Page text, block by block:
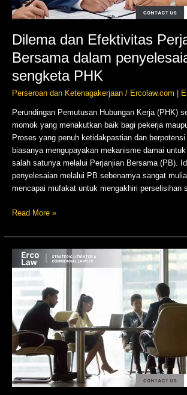
Dilema dan Efektivitas
Bersama dalam
sengketa PHK
Perseroan dan Ketenagakerjaan/ Ercolaw.com |
Perundingan Pemutusan Hubungan Kerja (PHK)
momok yang menakutkan baik bagi pekerja
Proses yang penuh ketidakpastian dan
biasanya mengupayakan mekanisme damai
salah satunya melalui Perjanjian Bersama (PB).
penyelesaian melalui PB sebenarnya sangat
mencapai mufakat untuk mengakhiri perselisihan
Read More »
Pemberhentian
Direksi
RUPS
Pembelaan
Diri